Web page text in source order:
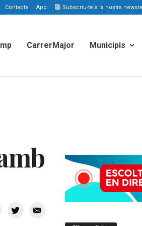
Contacte App Subscriu-te a la nostra
CarrerMajor Municipis